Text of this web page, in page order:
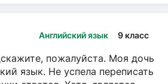
Английский язык 9 класс
пожалуйста. Моя дочь
язык. Не успела переписать